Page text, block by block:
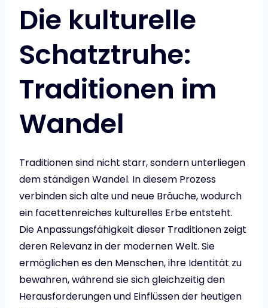
Die kulturelle
Schatztruhe:
Traditionen im
Wandel
Traditionen sind nicht starr, sondern unterliegen
dem ständigen Wandel. In diesem Prozess
verbinden sich alte und neue Bräuche, wodurch
ein facettenreiches kulturelles Erbe entsteht.
Die Anpassungsfähigkeit dieser Traditionen zeigt
deren Relevanz in der modernen Welt. Sie
ermöglichen es den Menschen, ihre Identität zu
bewahren, während sie sich gleichzeitig den
Herausforderungen und Einflüssen der heutigen